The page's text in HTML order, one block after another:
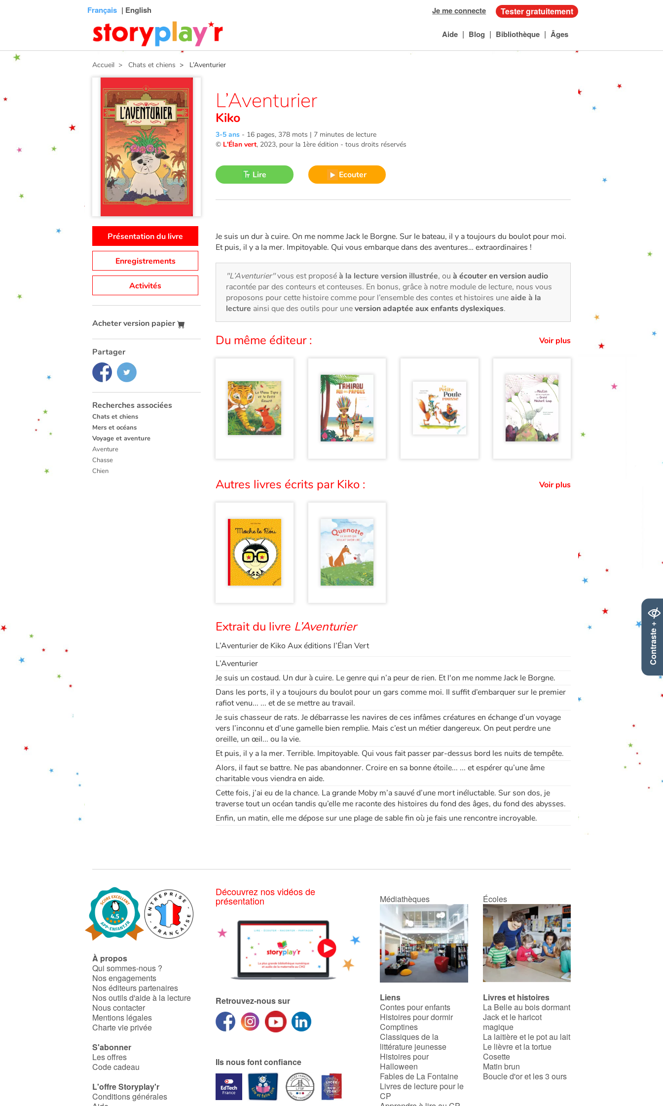
Contraste +
Français | English Je me connecte Tester gratuitement
Aide | Blog | Bibliothèque | Âges
Accueil > Chats et chiens > L’Aventurier
L’Aventurier
Kiko
3-5 ans - 16 pages, 378 mots | 7 minutes de lecture
© L'Élan vert, 2023, pour la 1ère édition - tous droits réservés
Lire Ecouter
Présentation du livre
Enregistrements
Activités
Acheter version papier
Partager
Recherches associées
Chats et chiens
Mers et océans
Voyage et aventure
Aventure
Chasse
Chien
Je suis un dur à cuire. On me nomme Jack le Borgne. Sur le bateau, il y a toujours du boulot pour moi.
Et puis, il y a la mer. Impitoyable. Qui vous embarque dans des aventures… extraordinaires !
"L’Aventurier"vous est proposéà la lecture version illustrée, ou à écouter en version audio
racontée par des conteurs et conteuses. En bonus, grâce à notre module de lecture, nous vous
proposons pour cette histoire comme pour l’ensemble des contes et histoires uneaide à la
lecture ainsi que des outils pour uneversion adaptée aux enfants dyslexiques.
Du même éditeur : Voir plus
Autres livres écrits par Kiko : Voir plus
Extrait du livre L’Aventurier
L’Aventurier de Kiko Aux éditions l’Élan Vert
L’Aventurier
Je suis un costaud. Un dur à cuire. Le genre qui n’a peur de rien. Et l'on me nomme Jack le Borgne.
Dans les ports, il y a toujours du boulot pour un gars comme moi. Il suffit d’embarquer sur le premier
rafiot venu... ... et de se mettre au travail.
Je suis chasseur de rats. Je débarrasse les navires de ces infâmes créatures en échange d’un voyage
vers l’inconnu et d’une gamelle bien remplie. Mais c’est un métier dangereux. On peut perdre une
oreille, un œil... ou la vie.
Et puis, il y a la mer. Terrible. Impitoyable. Qui vous fait passer par-dessus bord les nuits de tempête.
Alors, il faut se battre. Ne pas abandonner. Croire en sa bonne étoile... ... et espérer qu’une âme
charitable vous viendra en aide.
Cette fois, j’ai eu de la chance. La grande Moby m’a sauvé d’une mort inéluctable. Sur son dos, je
traverse tout un océan tandis qu’elle me raconte des histoires du fond des âges, du fond des abysses.
Enfin, un matin, elle me dépose sur une plage de sable fin où je fais une rencontre incroyable.
À propos
Qui sommes-nous ?
Nos engagements
Nos éditeurs partenaires
Nos outils d'aide à la lecture
Nous contacter
Mentions légales
Charte vie privée
S'abonner
Les offres
Code cadeau
L'offre Storyplay'r
Conditions générales
Découvrez nos vidéos de
présentation
Retrouvez-nous sur
Ils nous font confiance
Médiathèques Écoles
Liens
Contes pour enfants
Histoires pour dormir
Comptines
Classiques de la
littérature jeunesse
Histoires pour
Halloween
Fables de La Fontaine
Livres de lecture pour le
CP
Livres et histoires
La Belle au bois dormant
Jack et le haricot
magique
La laitière et le pot au lait
Le lièvre et la tortue
Cosette
Matin brun
Boucle d'or et les 3 ours